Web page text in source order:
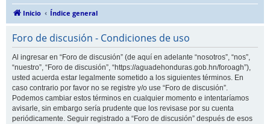
Inicio
Índice general
Foro de discusión - Condiciones de uso
Al ingresar en “Foro de discusión” (de aquí en adelante “nosotros”, “nos”,
“nuestro”, “Foro de discusión”, “https://aguadehonduras.gob.hn/foroagh”),
usted acuerda estar legalmente sometido a los siguientes términos. En
caso contrario por favor no se registre y/o use “Foro de discusión”.
Podemos cambiar estos términos en cualquier momento e intentaríamos
avisarle, sin embargo sería prudente que los revisase por su cuenta
periódicamente. Seguir registrado a “Foro de discusión” después de esos